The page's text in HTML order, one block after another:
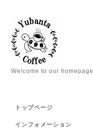
Welcome to our homepage
トップページ
インフォメーション